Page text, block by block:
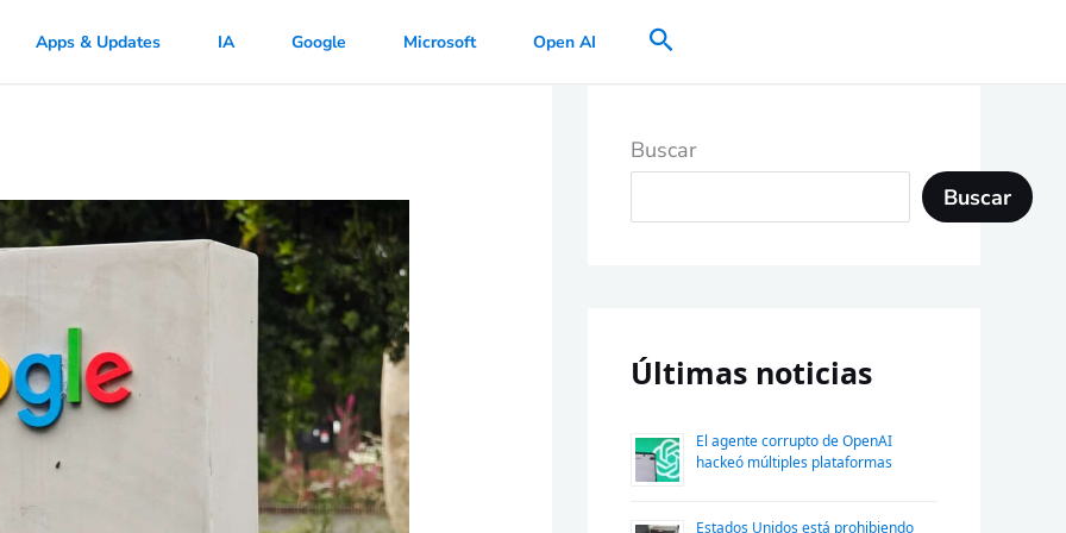
Apps & Updates IA Google Microsoft Open AI Buscar
Buscar
Buscar
Últimas noticias
El agente corrupto de OpenAI
hackeó múltiples plataformas
Estados Unidos está prohibiendo